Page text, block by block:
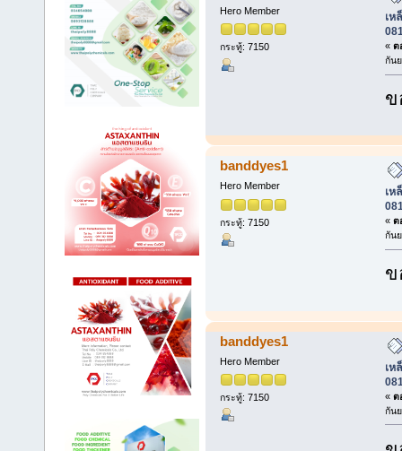
Hero Member
กระทู้: 7150
เห
« ต
กัน
ข
banddyes1
Hero Member
กระทู้: 7150
เห
« ต
กัน
ข
banddyes1
Hero Member
กระทู้: 7150
เห
« ต
กัน